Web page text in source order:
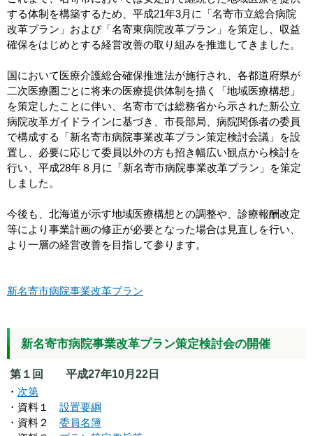
する体制を構築するため、平成21年3月に「名寄市立総合病院
改革プラン」および「名寄東病院改革プラン」を策定し、収益
確保をはじめとする経営改善の取り組みを推進してきました。
国において医療介護総合確保推進法が施行され、各都道府県が
二次医療圏ごとに将来の医療提供体制を描く「地域医療構想」
を策定したことに伴い、名寄市では総務省から示された新公立
病院改革ガイドラインに基づき、市長部局、病院関係者の委員
で構成する「新名寄市病院事業改革プラン策定検討会議」を設
置し、必要に応じて委員以外の方も招き幅広い観点から検討を
行い、平成28年８月に「新名寄市病院事業改革プラン」を策定
しました。
今後も、北海道が示す地域医療構想との調整や、診療報酬改定
等により事業計画の修正が必要となった場合は見直しを行い、
より一層の経営改善を目指して参ります。
新名寄市病院事業改革プラン
新名寄市病院事業改革プラン策定検討会の開催
第１回 平成27年10月22日
・ 次第
・資料１ 設置要綱
・資料２ 委員名簿